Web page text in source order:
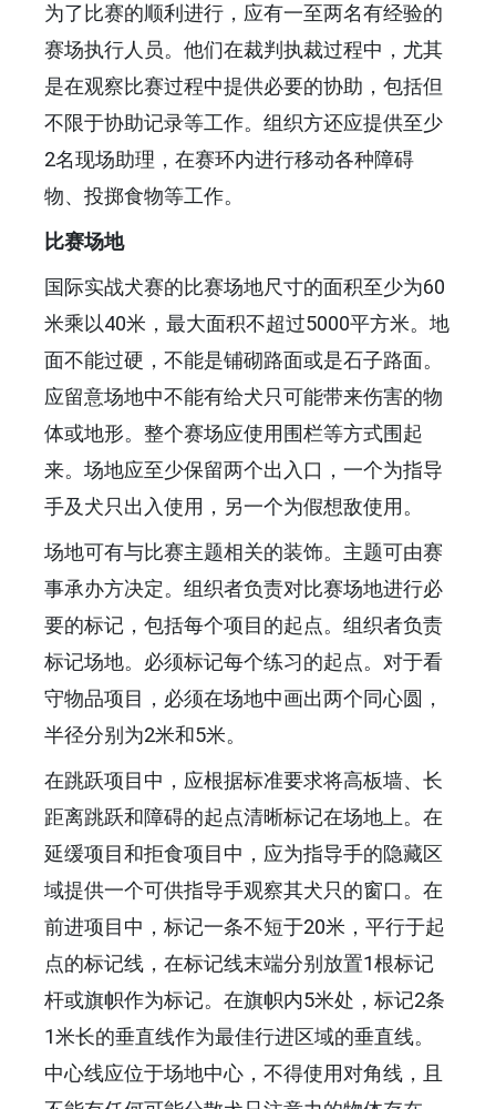
为了比赛的顺利进行，应有一至两名有经验的
赛场执行人员。他们在裁判执裁过程中，尤其
是在观察比赛过程中提供必要的协助，包括但
不限于协助记录等工作。组织方还应提供至少
2名现场助理，在赛环内进行移动各种障碍
物、投掷食物等工作。
比赛场地
国际实战犬赛的比赛场地尺寸的面积至少为60
米乘以40米，最大面积不超过5000平方米。地
面不能过硬，不能是铺砌路面或是石子路面。
应留意场地中不能有给犬只可能带来伤害的物
体或地形。整个赛场应使用围栏等方式围起
来。场地应至少保留两个出入口，一个为指导
手及犬只出入使用，另一个为假想敌使用。
场地可有与比赛主题相关的装饰。主题可由赛
事承办方决定。组织者负责对比赛场地进行必
要的标记，包括每个项目的起点。组织者负责
标记场地。必须标记每个练习的起点。对于看
守物品项目，必须在场地中画出两个同心圆，
半径分别为2米和5米。
在跳跃项目中，应根据标准要求将高板墙、长
距离跳跃和障碍的起点清晰标记在场地上。在
延缓项目和拒食项目中，应为指导手的隐藏区
域提供一个可供指导手观察其犬只的窗口。在
前进项目中，标记一条不短于20米，平行于起
点的标记线，在标记线末端分别放置1根标记
杆或旗帜作为标记。在旗帜内5米处，标记2条
1米长的垂直线作为最佳行进区域的垂直线。
中心线应位于场地中心，不得使用对角线，且